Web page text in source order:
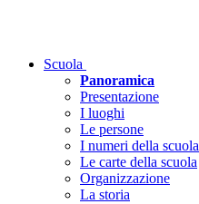
Scuola
Panoramica
Presentazione
I luoghi
Le persone
I numeri della scuola
Le carte della scuola
Organizzazione
La storia